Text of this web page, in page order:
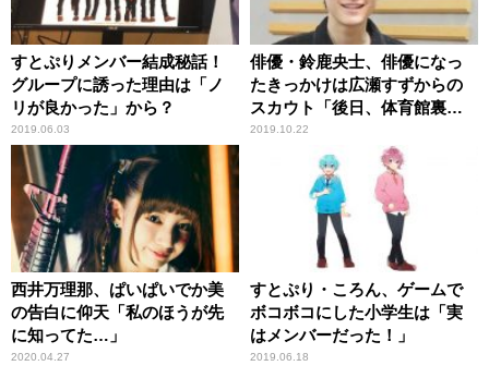
すとぷりメンバー結成秘話！
グループに誘った理由は「ノ
リが良かった」から？
2019.06.03
俳優・鈴鹿央士、俳優になっ
たきっかけは広瀬すずからの
スカウト「後日、体育館裏
で……」
2019.10.22
西井万理那、ぱいぱいでか美
の告白に仰天「私のほうが先
に知ってた…」
2020.04.27
すとぷり・ころん、ゲームで
ボコボコにした小学生は「実
はメンバーだった！」
2019.06.18